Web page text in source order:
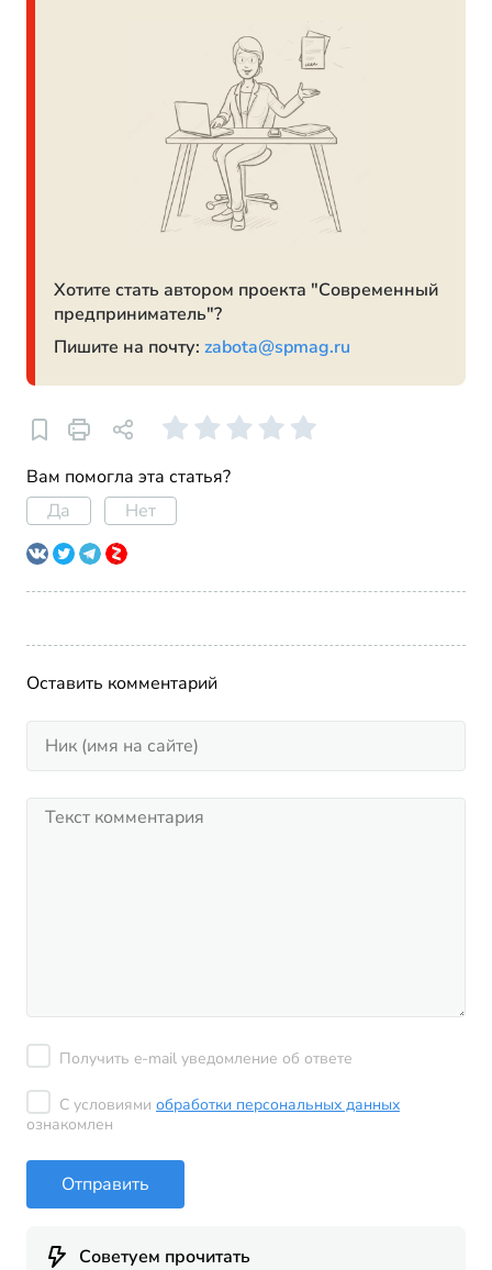
Хотите стать автором проекта "Современный
предприниматель"?
Пишите на почту: zabota@spmag.ru
Вам помогла эта статья?
Да
Нет
Оставить комментарий
Получить e-mail уведомление об ответе
С условиями обработки персональных данных
ознакомлен
Отправить
Советуем прочитать